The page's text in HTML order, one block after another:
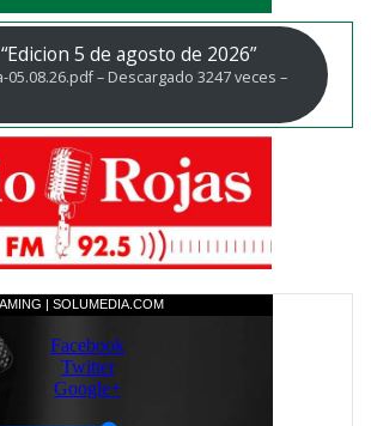
5 de agosto de 2026”
05.08.26.pdf – Descargado 3247 veces –